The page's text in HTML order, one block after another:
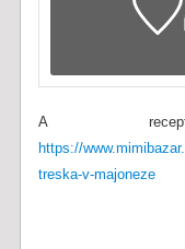
A
https://
treska-v-majoneze